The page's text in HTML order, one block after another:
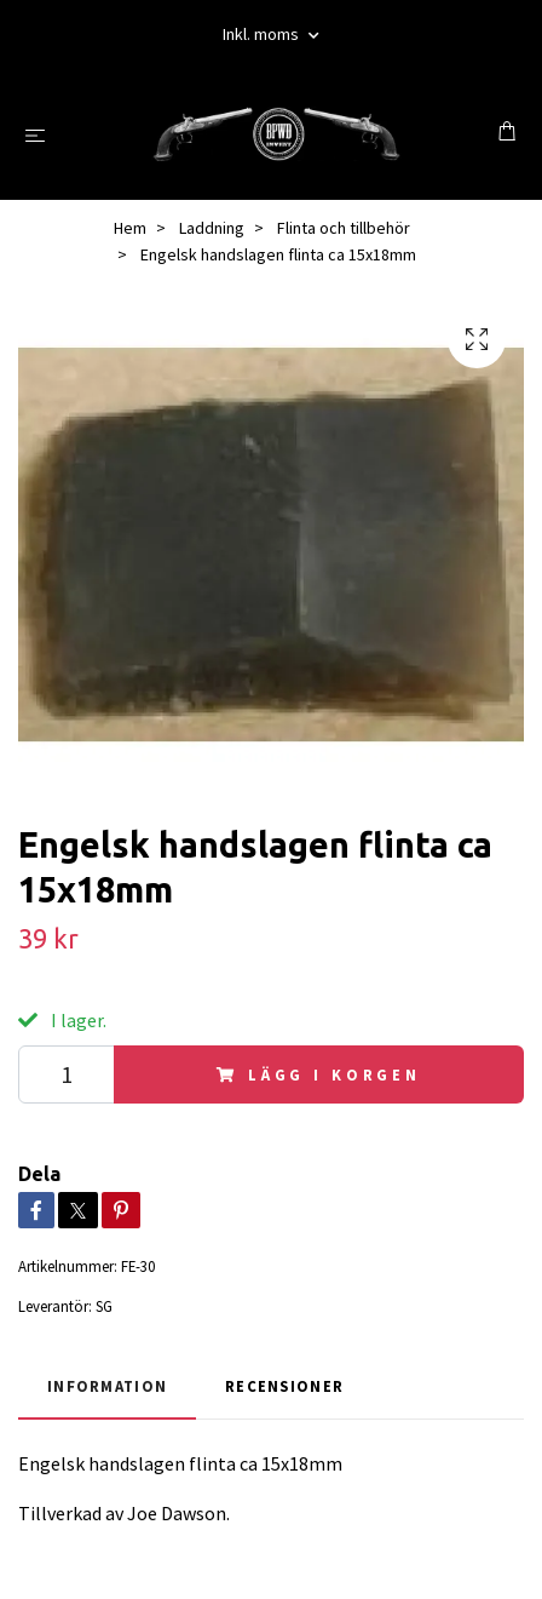
Inkl. moms
Hem Laddning
Flinta och tillbehör
Engelsk handslagen flinta ca 15x18mm
Engelsk handslagen flinta ca
15x18mm
39 kr
I lager.
LÄGG I KORGEN
Dela
Artikelnummer: FE-30
Leverantör: SG
INFORMATION RECENSIONER
Engelsk handslagen flinta ca 15x18mm
Tillverkad av Joe Dawson.